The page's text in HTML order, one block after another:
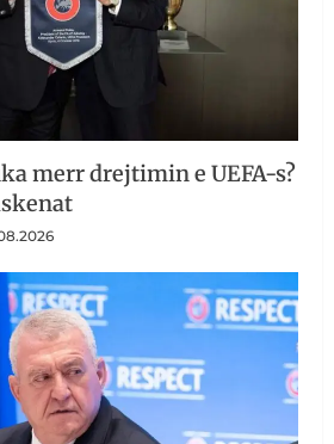
merr drejtimin e UEFA-s?